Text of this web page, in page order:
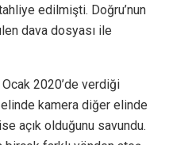
edilmişti. Doğru’nun
dava dosyası ile
2020’de verdiği
kamera diğer elinde
açık olduğunu savundu.